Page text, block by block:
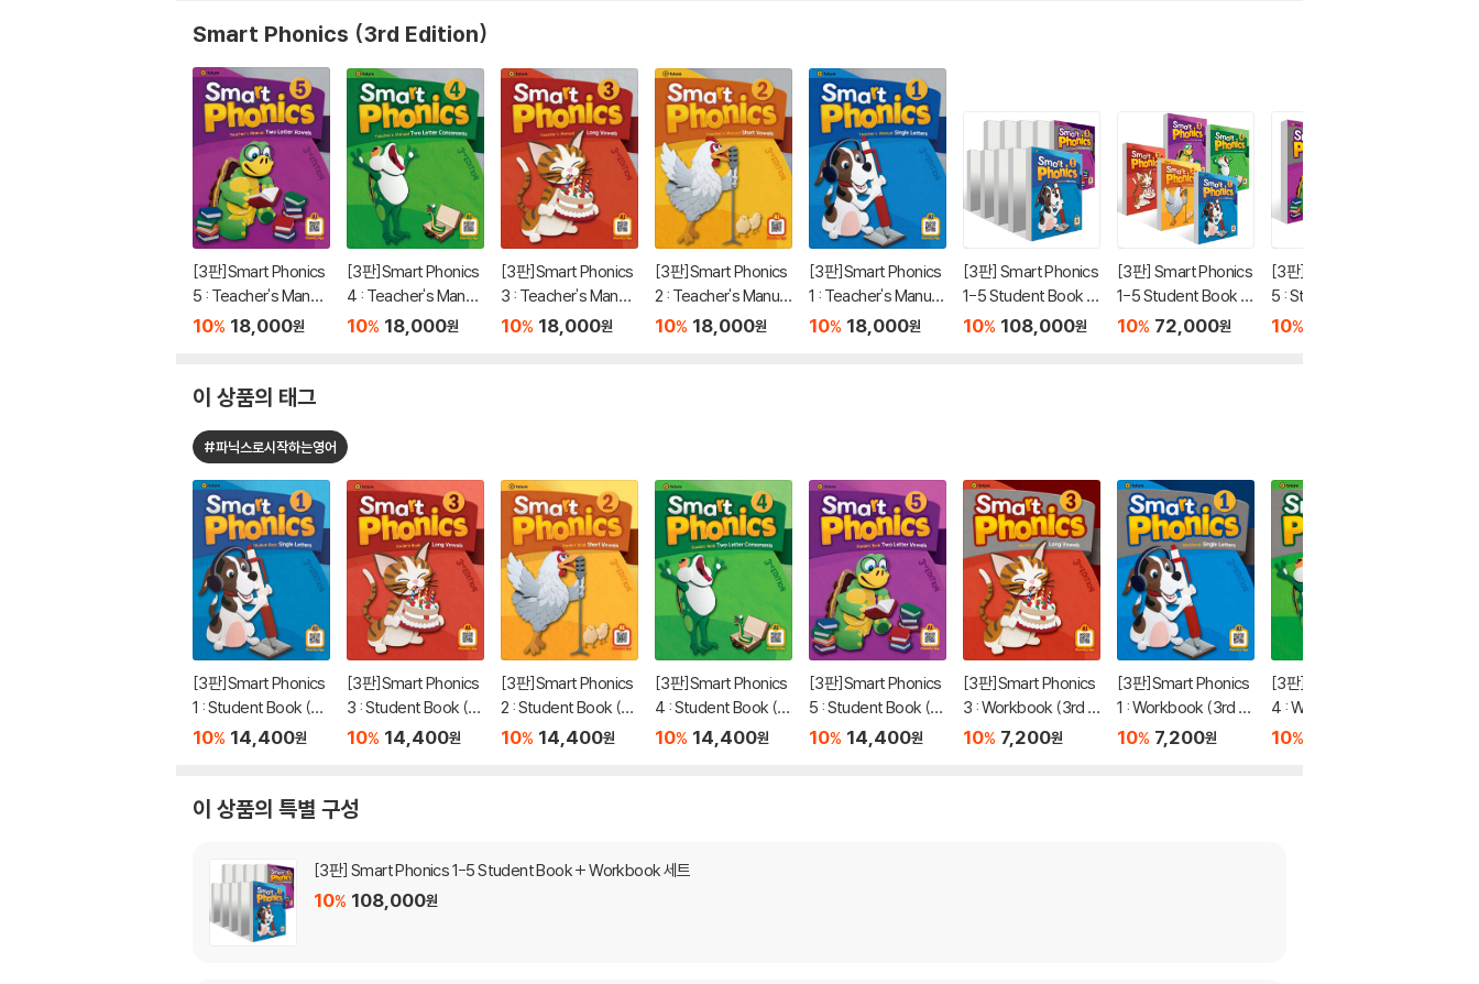
Smart Phonics (3rd Edition)
[3판]Smart Phonics
5 : Teacher's Manual
(3rd Edition)
10% 18,000원
[3판]Smart Phonics
4 : Teacher's Manual
(3rd Edition)
10% 18,000원
[3판]Smart Phonics
3 : Teacher's Manual
(3rd Edition)
10% 18,000원
[3판]Smart Phonics
2 : Teacher's Manual
(3rd Edition)
10% 18,000원
[3판]Smart Phonics
1 : Teacher's Manual
(3rd Edition)
10% 18,000원
[3판] Smart Phonics
1-5 Student Book +
Workbook 세트
10% 108,000원
[3판] Smart Phonics
1-5 Student Book 세
트
10% 72,000원
[3판]Smart Phonics
5 : Student Book +
Workbook 세트
10%
이 상품의 태그
#파닉스로시작하는영어
[3판]Smart Phonics
1 : Student Book (3r
d Edition)
10% 14,400원
[3판]Smart Phonics
3 : Student Book (3r
d Edition)
10% 14,400원
[3판]Smart Phonics
2 : Student Book (3r
d Edition)
10% 14,400원
[3판]Smart Phonics
4 : Student Book (3r
d Edition)
10% 14,400원
[3판]Smart Phonics
5 : Student Book (3r
d Edition)
10% 14,400원
[3판]Smart Phonics
3 : Workbook (3rd E
dition)
10% 7,200원
[3판]Smart Phonics
1 : Workbook (3rd E
dition)
10% 7,200원
[3판]Smart Phonics
4 : Workbook (3rd E
dition)
10%
이 상품의 특별 구성
[3판] Smart Phonics 1-5 Student Book + Workbook 세트
10% 108,000원